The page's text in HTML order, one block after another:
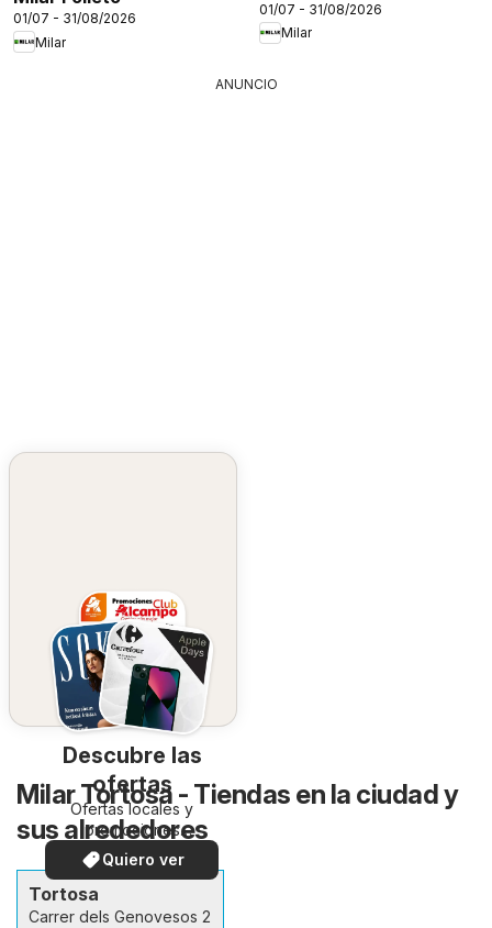
01/07 - 31/08/2026
Milar
01/07 - 31/08/2026
Milar
ANUNCIO
Descubre las
ofertas
Ofertas locales y
promociones
especiales.
Quiero ver
Milar Tortosa - Tiendas en la ciudad y
sus alrededores
Tortosa
Carrer dels Genovesos 2